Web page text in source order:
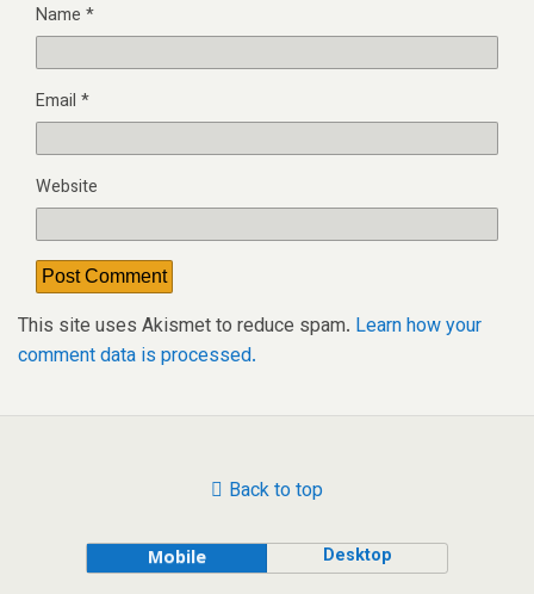
Name *
Email *
Website
This site uses Akismet to reduce spam. Learn how your
comment data is processed.
Back to top
Mobile Desktop